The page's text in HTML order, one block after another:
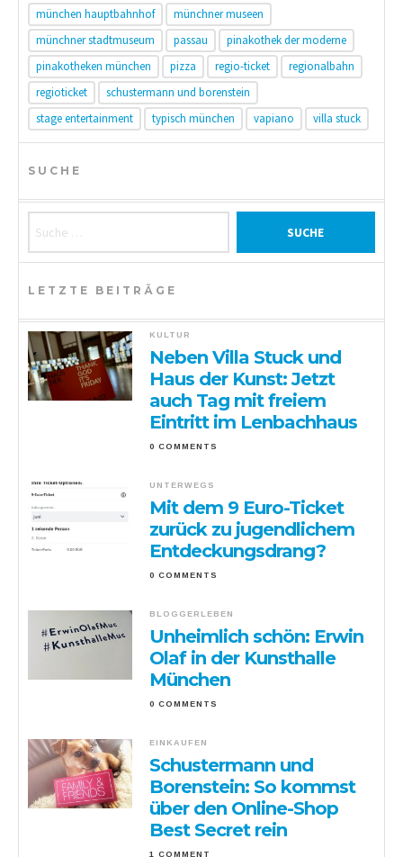
münchen hauptbahnhof
münchner museen
münchner stadtmuseum
passau
pinakothek der moderne
pinakotheken münchen
pizza regio-ticket
regionalbahn
regioticket
schustermann und borenstein
stage entertainment
typisch münchen vapiano villa stuck
SUCHE
LETZTE BEITRÄGE
KULTUR
Neben Villa Stuck und
Haus der Kunst: Jetzt
auch Tag mit freiem
Eintritt im Lenbachhaus
0 COMMENTS
UNTERWEGS
Mit dem 9 Euro-Ticket
zurück zu jugendlichem
Entdeckungsdrang?
0 COMMENTS
BLOGGERLEBEN
Unheimlich schön: Erwin
Olaf in der Kunsthalle
München
0 COMMENTS
EINKAUFEN
Schustermann und
Borenstein: So kommst
über den Online-Shop
Best Secret rein
1 COMMENT